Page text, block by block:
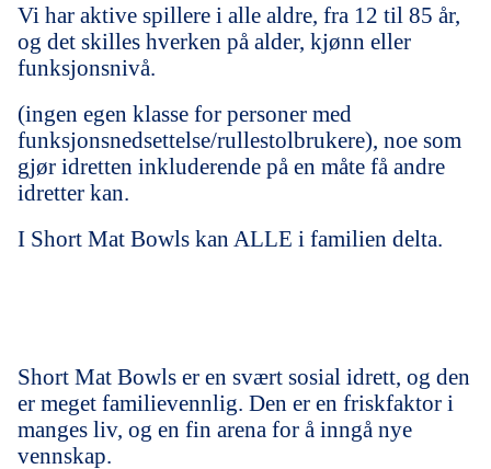
Vi har aktive spillere i alle aldre, fra 12 til 85 år,
og det skilles hverken på alder, kjønn eller
funksjonsnivå.
(ingen egen klasse for personer med
funksjonsnedsettelse/rullestolbrukere), noe som
gjør idretten inkluderende på en måte få andre
idretter kan.
I Short Mat Bowls kan ALLE i familien delta.
Short Mat Bowls er en svært sosial idrett, og den
er meget familievennlig. Den er en friskfaktor i
manges liv, og en fin arena for å inngå nye
vennskap.